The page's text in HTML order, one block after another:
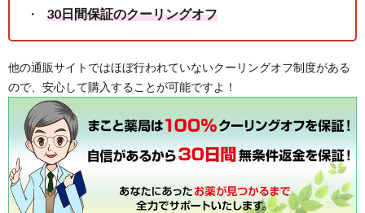
30日間保証のクーリングオフ
他の通販サイトではほぼ行われていないクーリングオフ制度がある
ので、安心して購入することが可能ですよ！